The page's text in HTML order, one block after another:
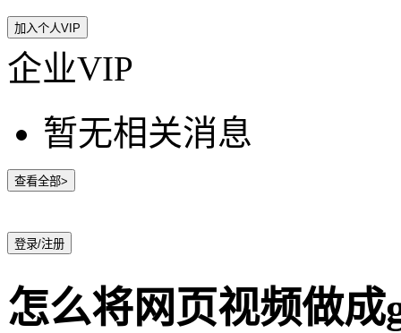
加入个人VIP
企业VIP
暂无相关消息
查看全部>
登录/注册
怎么将网页视频做成